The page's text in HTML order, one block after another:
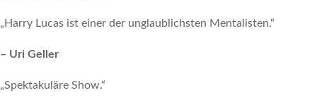
„Harry Lucas ist einer der unglaublichsten Mentalisten.“
– Uri Geller
„Spektakuläre Show.“